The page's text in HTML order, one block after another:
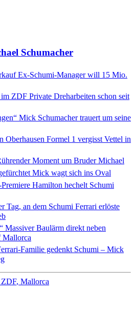
Schumacher
Ex-Schumi-Manager will 15 Mio.
im ZDF Private Dreharbeiten schon seit
Mick Schumacher trauert um seine
Oberhausen Formel 1 vergisst Vettel in
Moment um Bruder Michael
Mick wagt sich ins Oval
Hamilton hechelt Schumi
Tag, an dem Schumi Ferrari erlöste
Massiver Baulärm direkt neben
Mallorca
Familie gedenkt Schumi – Mick
ZDF Mallorca